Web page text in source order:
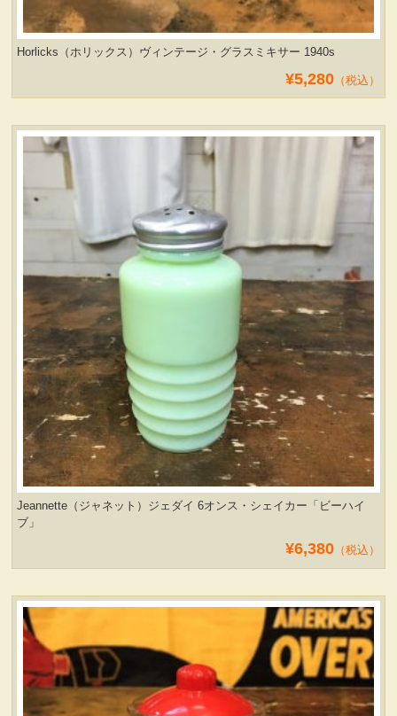
Horlicks（ホリックス）ヴィンテージ・グラスミキサー 1940s
¥5,280（税込）
Jeannette（ジャネット）ジェダイ 6オンス・シェイカー「ビーハイ
ブ」
¥6,380（税込）